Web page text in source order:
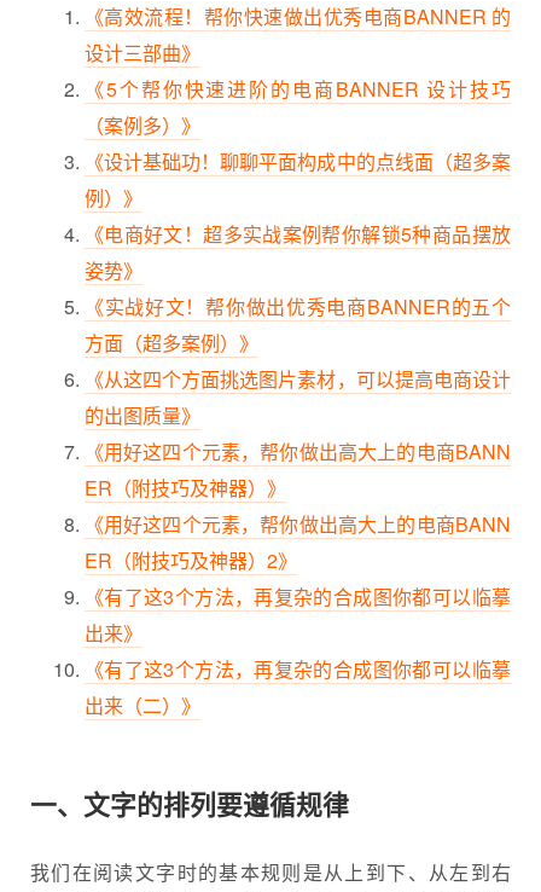
《高效流程！帮你快速做出优秀电商BANNER 的
设计三部曲》
《5个帮你快速进阶的电商BANNER 设计技巧
（案例多）》
《设计基础功！聊聊平面构成中的点线面（超多案
例）》
《电商好文！超多实战案例帮你解锁5种商品摆放
姿势》
《实战好文！帮你做出优秀电商BANNER的五个
方面（超多案例）》
《从这四个方面挑选图片素材，可以提高电商设计
的出图质量》
《用好这四个元素，帮你做出高大上的电商BANN
ER（附技巧及神器）》
《用好这四个元素，帮你做出高大上的电商BANN
ER（附技巧及神器）2》
《有了这3个方法，再复杂的合成图你都可以临摹
出来》
《有了这3个方法，再复杂的合成图你都可以临摹
出来（二）》
一、 文字的排列要遵循规律
我们在阅读文字时的基本规则是从上到下、从左到右